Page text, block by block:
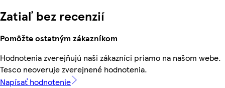
Zatiaľ bez recenzií
Pomôžte ostatným zákazníkom
Hodnotenia zverejňujú naši zákazníci priamo na našom webe.
Tesco neoveruje zverejnené hodnotenia.
Napísať hodnotenie